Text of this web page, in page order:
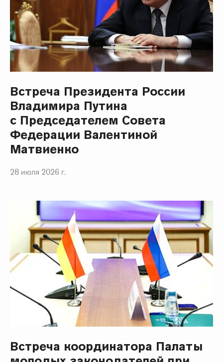
Встреча Президента России
Владимира Путина
с Председателем Совета
Федерации Валентиной
Матвиенко
28 июля 2026 г.
Встреча координатора Палаты